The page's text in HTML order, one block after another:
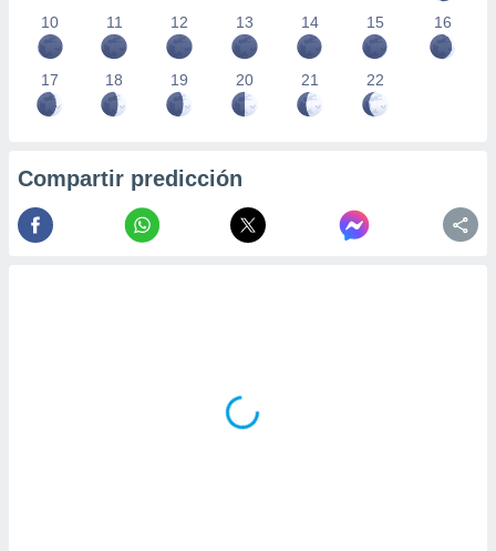
e
mediante
publicidad
10 11 12 13 14 15 16
17 18 19 20 21 22
Compartir predicción